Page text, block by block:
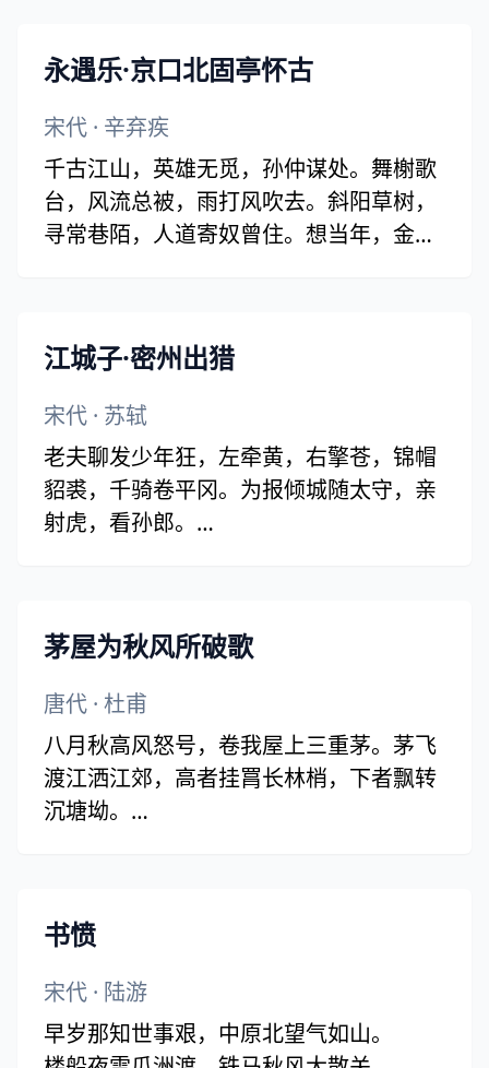
永遇乐·京口北固亭怀古
宋代 · 辛弃疾
千古江山，英雄无觅，孙仲谋处。舞榭歌
台，风流总被，雨打风吹去。斜阳草树，
寻常巷陌，人道寄奴曾住。想当年，金戈
首，佛狸祠下，一片神鸦社鼓。凭谁问：
廉颇老矣，尚能饭否？
江城子·密州出猎
宋代 · 苏轼
老夫聊发少年狂，左牵黄，右擎苍，锦帽
貂裘，千骑卷平冈。为报倾城随太守，亲
射虎，看孙郎。
茅屋为秋风所破歌
唐代 · 杜甫
八月秋高风怒号，卷我屋上三重茅。茅飞
渡江洒江郊，高者挂罥长林梢，下者飘转
沉塘坳。
俄顷风定云墨色，秋天漠漠向昏黑。布衾
多年冷似铁，娇儿恶卧踏里裂。床头屋漏
无干处，雨脚如麻未断绝。自经丧乱少睡
眠，长夜沾湿何由彻！
书愤
宋代 · 陆游
早岁那知世事艰，中原北望气如山。